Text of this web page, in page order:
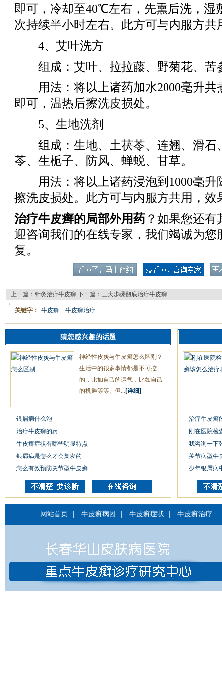
即可，冷却至40℃左右，先熏后洗，湿
次持续半小时左右。此方可与内服方共
4、艾叶洗方
组成：艾叶、拉拉藤、野菊花、苦
用法：将以上诸药加水2000毫升共
即可，温热后擦洗皮损处。
5、生地洗剂
组成：生地、土茯苓、连翘、滑石
苓、生栀子、防风、蝉蜕、甘草。
用法：将以上诸药浸泡到1000毫升
擦洗皮损处。此方可与内服方共用，效
治疗牛皮癣的局部外用药 ？如果您还
迎咨询我们的在线专家，我们竭诚为您
复。
上一篇： 针灸治疗牛皮癣 下一篇： 三大步骤彻底治疗牛皮癣
关键字： 牛皮癣 牛皮癣治疗
猜您感兴趣的话题
神经性皮炎与牛皮癣怎么区别？
生活中的很多事情都是不可控
的，比如自己的运气，比如自己
的机遇等等。但... [详细]
银屑病什么泡
治疗牛皮癣的药
牛皮癣症状有哪些明显特点
银屑病是怎么才会复发的
怎么有效预防关节型牛皮癣
治疗牛皮癣
刚在医院检
我咨询一下
关节病型牛
少年银屑病
网站首页 牛皮癣病因 牛皮癣症状 牛皮癣治疗